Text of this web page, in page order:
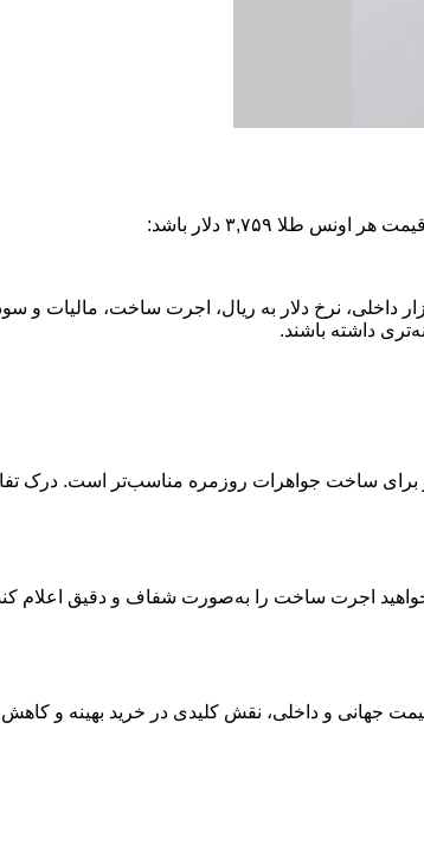
داخلی، نرخ دلار به ریال، اجرت ساخت، مالیات و
داشته باشند.
۲۴ عیار از استحکام بیشتری برخوردار است و برای ساخت جواهرات روزمره
اجرت ساخت را به‌صورت شفاف و دقیق اعلام
جهانی و داخلی، نقش کلیدی در خرید بهینه و